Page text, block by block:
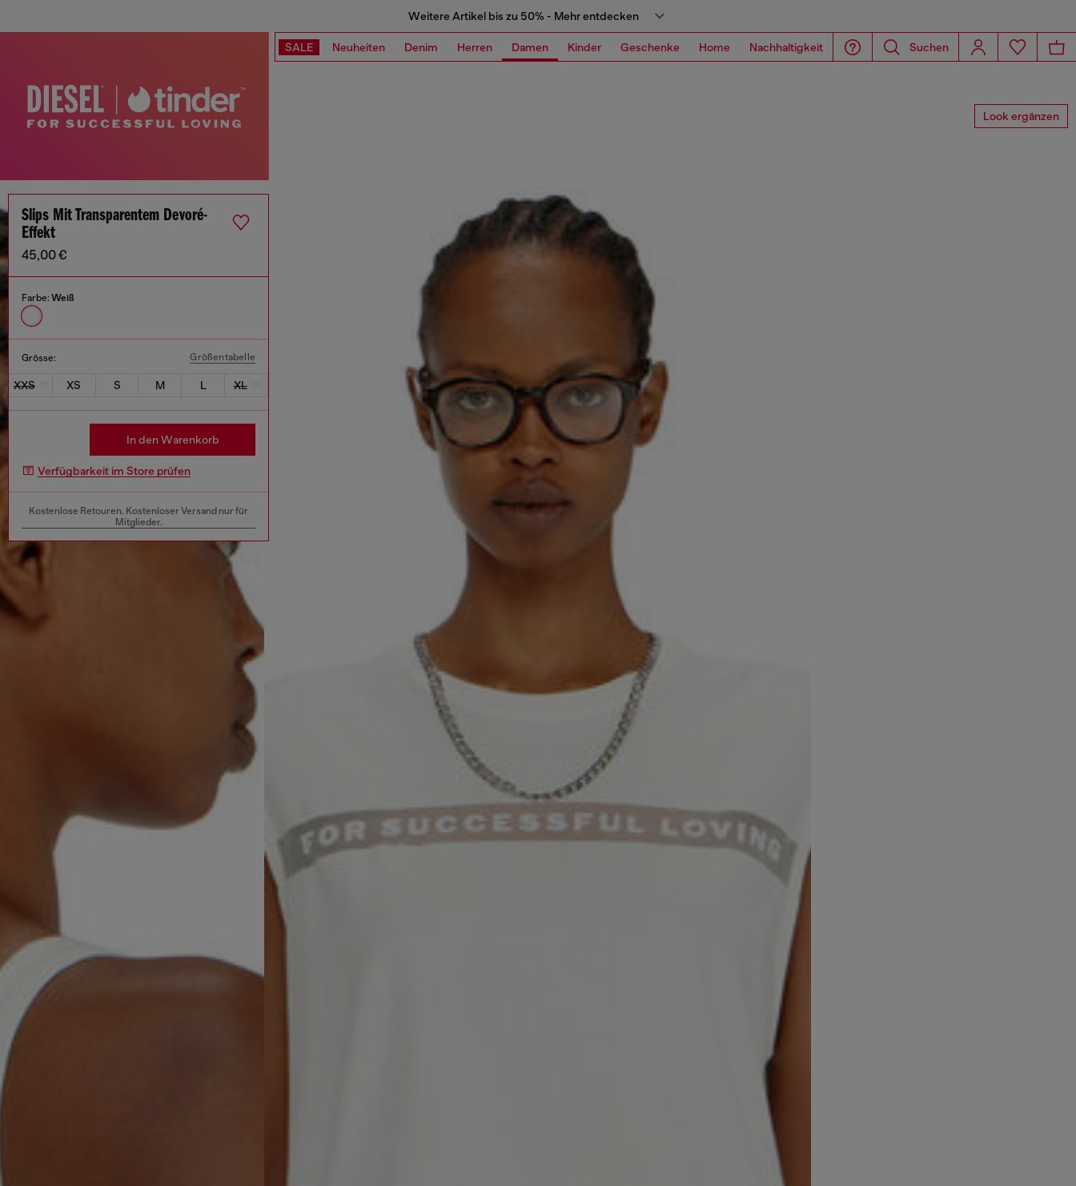
Weitere Artikel bis zu 50% - Mehr entdecken
SALE Neuheiten Denim Herren Damen Kinder Geschenke Home Nachhaltigkeit Suchen
Look ergänzen
Slips Mit Transparentem Devoré-
Effekt
45,00 €
Farbe: Weiß
Grösse: Größentabelle
XXS XS S M L XL
In den Warenkorb
Verfügbarkeit im Store prüfen
Kostenlose Retouren. Kostenloser Versand nur für
Mitglieder.